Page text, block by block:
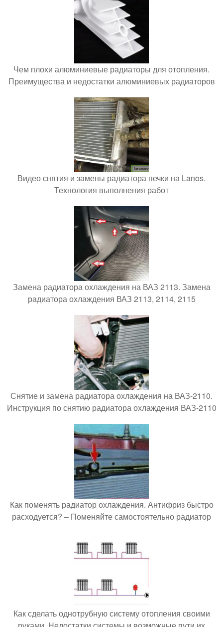
Чем плохи алюминиевые радиаторы для отопления.
Преимущества и недостатки алюминиевых радиаторов
Видео снятия и замены радиатора печки на Lanos.
Технология выполнения работ
Замена радиатора охлаждения на ВАЗ 2113. Замена
радиатора охлаждения ВАЗ 2113, 2114, 2115
Снятие и замена радиатора охлаждения на ВАЗ-2110.
Инструкция по снятию радиатора охлаждения ВАЗ-2110
Как поменять радиатор охлаждения. Антифриз быстро
расходуется? – Поменяйте самостоятельно радиатор
Как сделать однотрубную систему отопления своими